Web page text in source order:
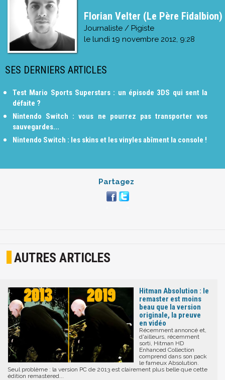
Florian Velter (Le Père Fidalbion)
Journaliste / Pigiste
le lundi 19 novembre 2012, 9:28
SES DERNIERS ARTICLES
Test Mario Sports Superstars : un épisode 3DS qui sent la
défaite ?
Nintendo Switch : vous ne pourrez pas transporter vos
sauvegardes...
Nintendo Switch : les skins et les vinyles abîment la console !
Partagez
AUTRES ARTICLES
Hitman Absolution : le
remaster est moins
beau que la version
originale, la preuve
en vidéo
Récemment annoncé et,
d'ailleurs, récemment
sorti, Hitman HD
Enhanced Collection
comprend dans son pack
le fameux Absolution.
Seul problème : la version PC de 2013 est clairement plus belle que cette
édition remastered...